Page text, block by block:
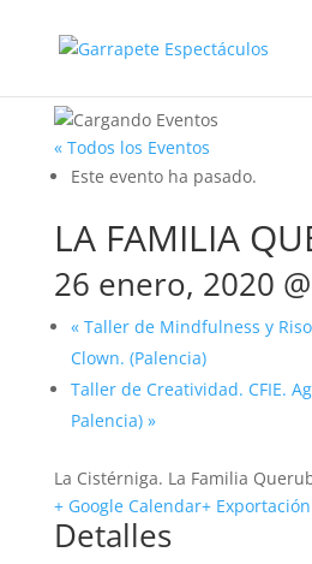
« Todos los Eventos
Este evento ha pasado.
LA FAMILIA
26 enero, 2020
«Taller de Mindfulness y
Clown. (Palencia)
Taller de Creatividad. CFIE.
Palencia) »
La Cistérniga. La Familia
+ Google Calendar+
Detalles